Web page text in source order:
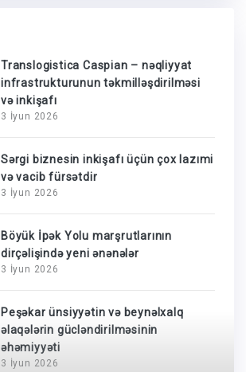
Translogistica Caspian – nəqliyyat
infrastrukturunun təkmilləşdirilməsi
və inkişafı
3 İyun 2026
Sərgi biznesin inkişafı üçün çox lazımi
və vacib fürsətdir
3 İyun 2026
Böyük İpək Yolu marşrutlarının
dirçəlişində yeni ənənələr
3 İyun 2026
Peşəkar ünsiyyətin və beynəlxalq
əlaqələrin gücləndirilməsinin
əhəmiyyəti
3 İyun 2026